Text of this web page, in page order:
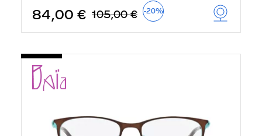
84,00 € 105,00 € -20%